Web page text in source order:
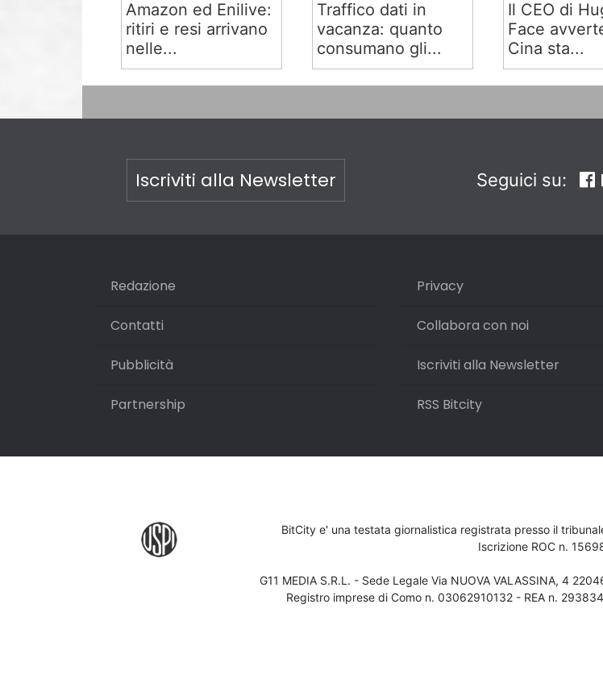
Amazon ed Enilive:
ritiri e resi arrivano
nelle...
Traffico dati in
vacanza: quanto
consumano gli...
Il CEO di
Face
Cina sta...
Iscriviti alla Newsletter Seguici su:
Redazione
Contatti
Pubblicità
Partnership
Privacy
Collabora con noi
Iscriviti alla Newsletter
RSS Bitcity
BitCity e' una testata giornalistica registrata presso il
Iscrizione ROC n.
G11 MEDIA S.R.L. - Sede Legale Via NUOVA VALASSINA, 4
Registro imprese di Como n. 03062910132 - REA n. 293834